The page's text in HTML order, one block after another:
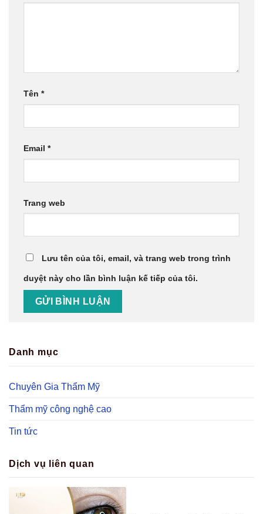
Tên *
Email *
Trang web
Lưu tên của tôi, email, và trang web trong trình
duyệt này cho lần bình luận kế tiếp của tôi.
Danh mục
Chuyên Gia Thẩm Mỹ
Thẩm mỹ công nghệ cao
Tin tức
Dịch vụ liên quan